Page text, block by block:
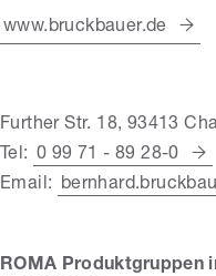
www.bruckbauer.de
Further Str. 18, 93413
Tel: 0 99 71 - 89 28-0
Email:
ROMA Produktgruppen